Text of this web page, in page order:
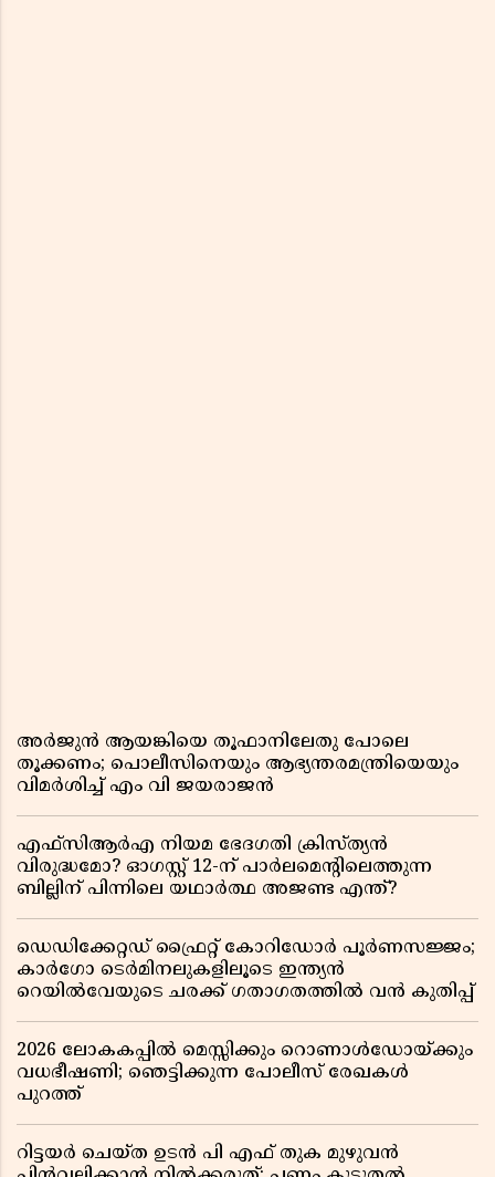
അർജുൻ ആയങ്കിയെ തൂഫാനിലേതു പോലെ
തൂക്കണം; പൊലീസിനെയും ആഭ്യന്തരമന്ത്രിയെയും
വിമർശിച്ച് എം വി ജയരാജൻ
എഫ്സിആർഎ നിയമ ഭേദഗതി ക്രിസ്ത്യൻ
വിരുദ്ധമോ? ഓഗസ്റ്റ് 12-ന് പാർലമെന്റിലെത്തുന്ന
ബില്ലിന് പിന്നിലെ യഥാർത്ഥ അജണ്ട എന്ത്?
ഡെഡിക്കേറ്റഡ് ഫ്രൈറ്റ് കോറിഡോർ പൂർണസജ്ജം;
കാർഗോ ടെർമിനലുകളിലൂടെ ഇന്ത്യൻ
റെയിൽവേയുടെ ചരക്ക് ഗതാഗതത്തിൽ വൻ കുതിപ്പ്
2026 ലോകകപ്പിൽ മെസ്സിക്കും റൊണാൾഡോയ്ക്കും
വധഭീഷണി; ഞെട്ടിക്കുന്ന പോലീസ് രേഖകൾ
പുറത്ത്
റിട്ടയർ ചെയ്ത ഉടൻ പി എഫ് തുക മുഴുവൻ